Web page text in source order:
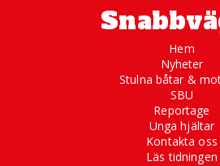
Hem
Nyheter
Stulna båtar &
SBU
Reportage
Unga hjältar
Kontakta oss
Läs tidningen